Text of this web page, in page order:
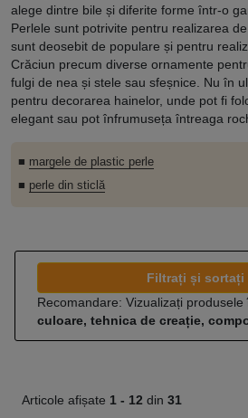
alege dintre bile și diferite forme într-o
Perlele sunt potrivite pentru realizarea
sunt deosebit de populare și pentru
Crăciun precum diverse ornamente
fulgi de nea și stele sau sfeșnice. Nu în
pentru decorarea hainelor, unde pot fi
elegant sau pot înfrumuseța întreaga
■ margele de plastic perle
■ perle din sticlă
Filtrați și sortați
Recomandare: Vizualizați produsele
culoare, tehnica de creație,
Articole afișate 1 - 12 din 31